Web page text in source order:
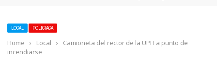
LOCAL POLICIACA
Home › Local ›
Camioneta del rector de la UPH a punto de
incendiarse